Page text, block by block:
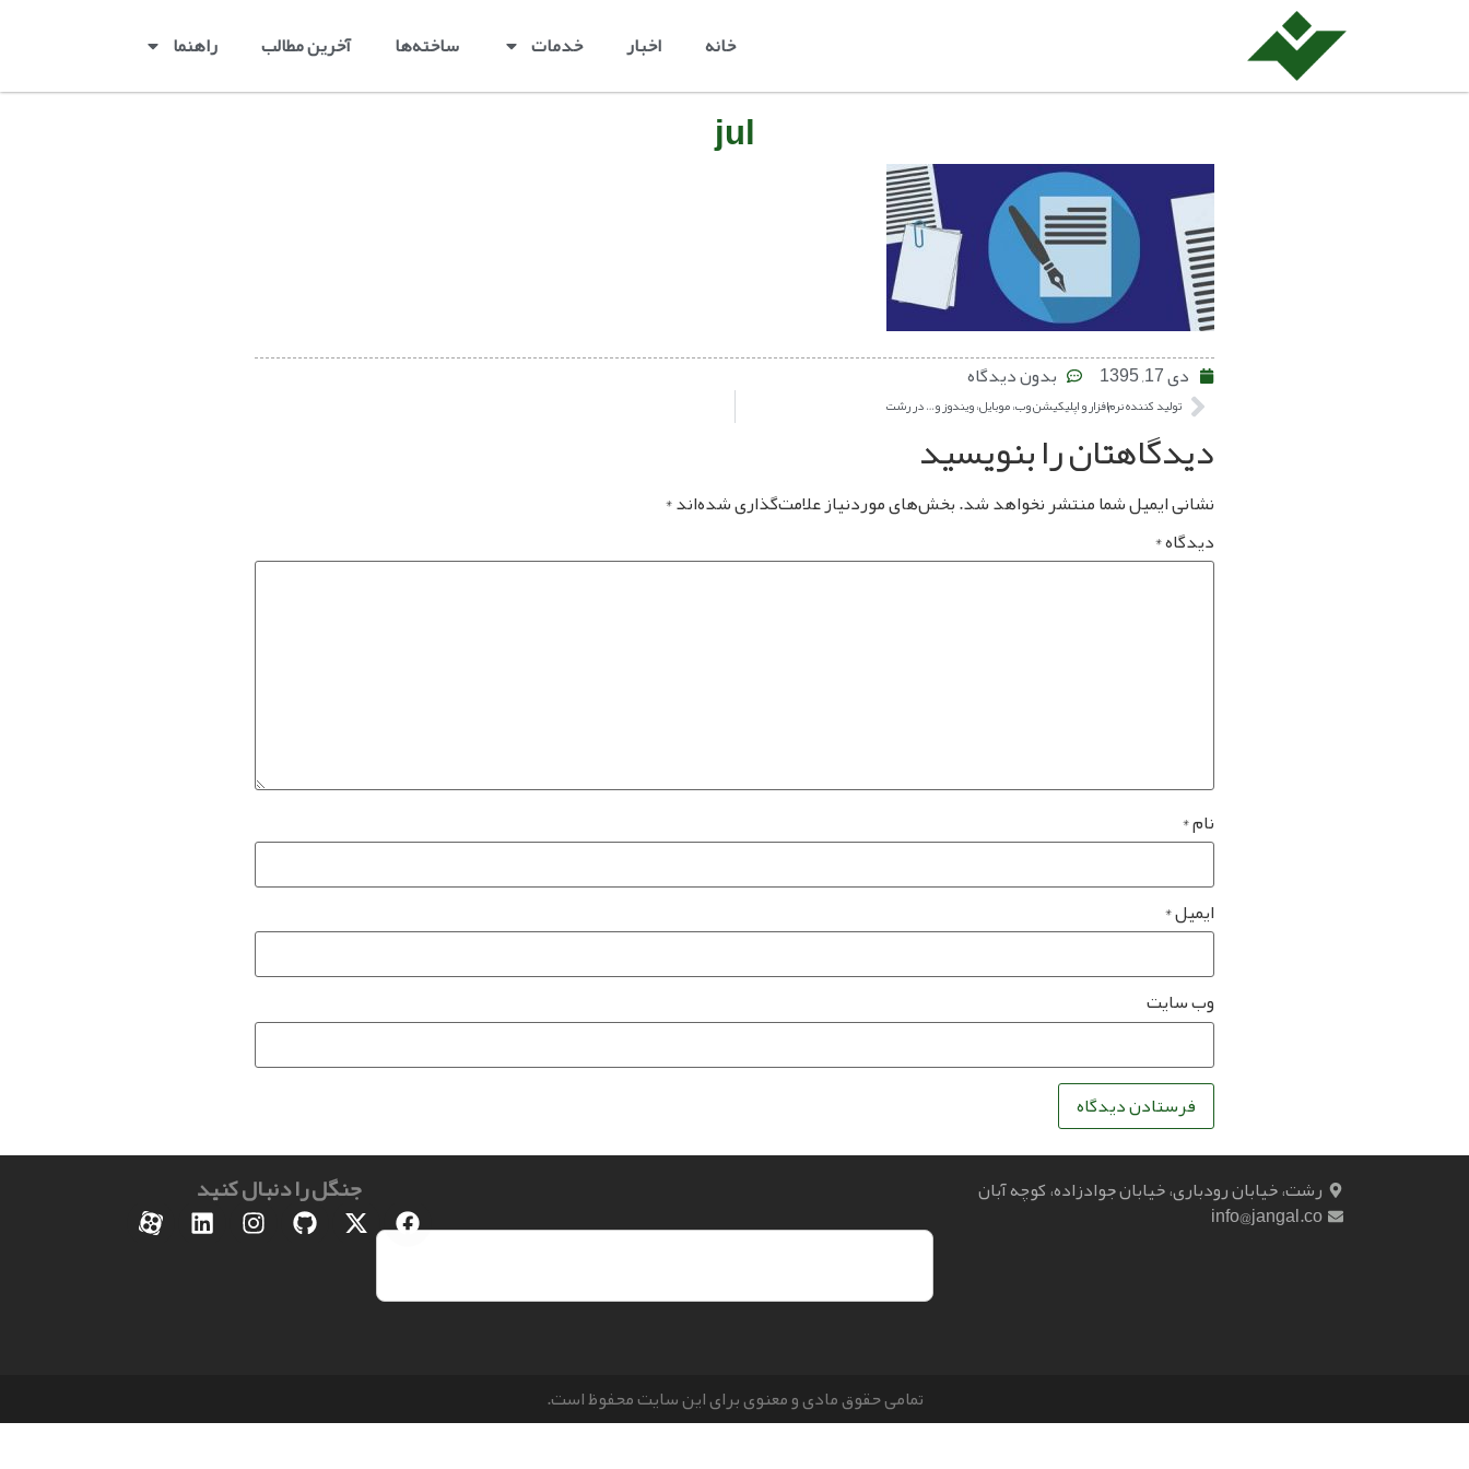
خانه اخبار خدمات ساخته‌ها آخرین مطالب راهنما
jul
دی 17, 1395 بدون دیدگاه
تولید کننده نرم‌افزار و اپلیکیشن وب، موبایل، ویندوز و… در رشت
دیدگاهتان را بنویسید
نشانی ایمیل شما منتشر نخواهد شد.بخش‌های موردنیاز علامت‌گذاری شده‌اند*
دیدگاه*
نام*
ایمیل*
وب‌ سایت
رشت، خیابان رودباری، خیابان جوادزاده، کوچه آبان
info@jangal.co
جنگل را دنبال کنید
تمامی حقوق مادی و معنوی برای این سایت محفوظ است.